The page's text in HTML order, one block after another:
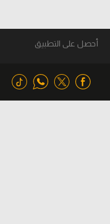
أحصل على التطبيق